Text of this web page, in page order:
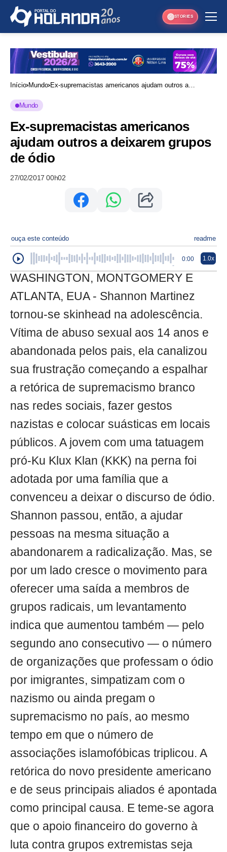
STORIES
Início Mundo Ex-supremacistas americanos ajudam outros a
Mundo
Ex-supremacistas americanos
ajudam outros a deixarem grupos
de ódio
27/02/2017 00h02
ouça este conteúdo readme
0:00 1.0x
WASHINGTON, MONTGOMERY E
ATLANTA, EUA - Shannon Martinez
tornou-se skinhead na adolescência.
Vítima de abuso sexual aos 14 anos e
abandonada pelos pais, ela canalizou
sua frustração começando a espalhar
a retórica de supremacismo branco
nas redes sociais, fazer gestos
nazistas e colocar suásticas em locais
públicos. A jovem com uma tatuagem
pró-Ku Klux Klan (KKK) na perna foi
adotada por uma família que a
convenceu a deixar o discurso de ódio.
Shannon passou, então, a ajudar
pessoas na mesma situação a
abandonarem a radicalização. Mas, se
por um lado cresce o movimento para
oferecer uma saída a membros de
grupos radicais, um levantamento
indica que aumentou também — pelo
segundo ano consecutivo — o número
de organizações que professam o ódio
por imigrantes, simpatizam com o
nazismo ou ainda pregam o
supremacismo no país, ao mesmo
tempo em que o número de
associações islamofóbicas triplicou. A
retórica do novo presidente americano
e de seus principais aliados é apontada
como principal causa. E teme-se agora
que o apoio financeiro do governo à
luta contra grupos extremistas seja